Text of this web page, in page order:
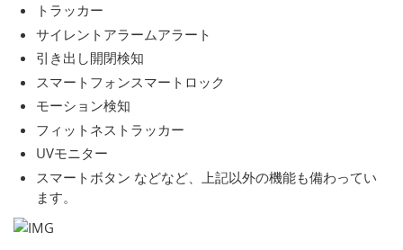
トラッカー
サイレントアラームアラート
引き出し開閉検知
スマートフォンスマートロック
モーション検知
フィットネストラッカー
UVモニター
スマートボタン などなど、上記以外の機能も備わってい
ます。